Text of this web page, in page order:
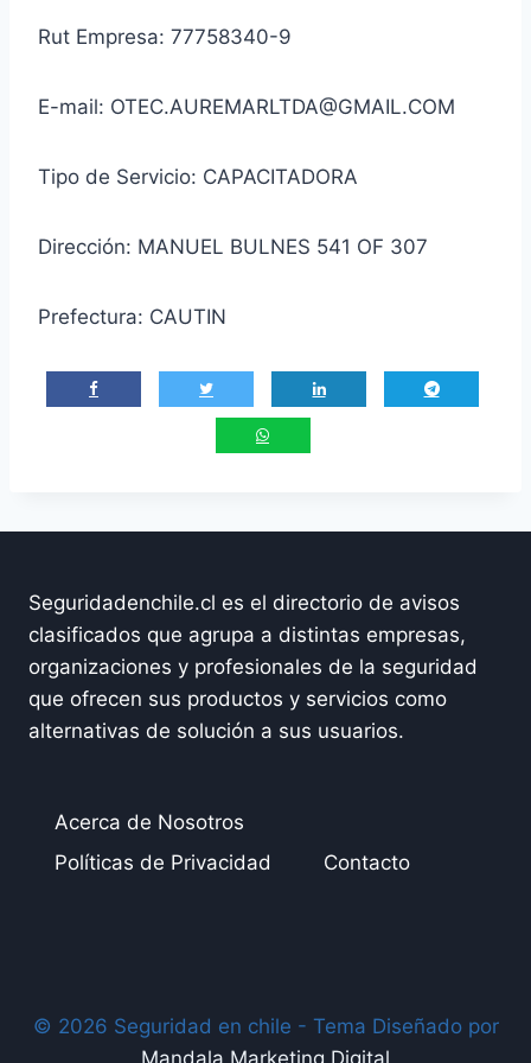
Rut Empresa: 77758340-9
E-mail: OTEC.AUREMARLTDA@GMAIL.COM
Tipo de Servicio: CAPACITADORA
Dirección: MANUEL BULNES 541 OF 307
Prefectura: CAUTIN
Seguridadenchile.cl es el directorio de avisos
clasificados que agrupa a distintas empresas,
organizaciones y profesionales de la seguridad
que ofrecen sus productos y servicios como
alternativas de solución a sus usuarios.
Acerca de Nosotros
Políticas de Privacidad
Contacto
© 2026 Seguridad en chile - Tema Diseñado por
Mandala Marketing Digital